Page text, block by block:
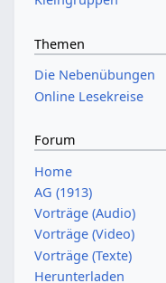
Themen
Die Nebenübungen
Online Lesekreise
Forum
Home
AG (1913)
Vorträge (Audio)
Vorträge (Video)
Vorträge (Texte)
Herunterladen